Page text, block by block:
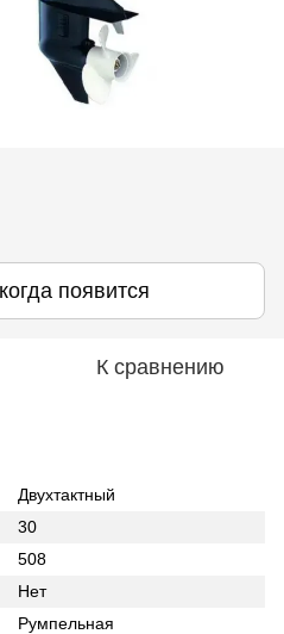
появится
К сравнению
Двухтактный
30
508
Нет
Румпельная